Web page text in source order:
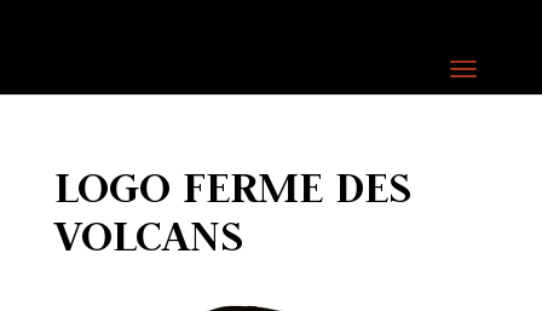
LOGO FERME DES
VOLCANS